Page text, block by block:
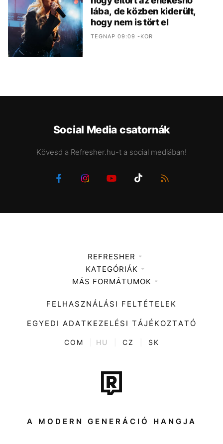
lába, de közben kiderült,
hogy nem is tört el
TEGNAP 09:09 -KOR
Social Media csatornák
Kövesd a Refresher.hu-t a social mediában!
REFRESHER
Médiaajánlat
KATEGÓRIÁK
Zene
Divat
Kultúra
ENTR
Tech-Tudomány
Sport
Társadalom
MÁS FORMÁTUMOK
FELHASZNÁLÁSI FELTÉTELEK
EGYEDI ADATKEZELÉSI TÁJÉKOZTATÓ
COM HU CZ SK
A MODERN GENERÁCIÓ HANGJA